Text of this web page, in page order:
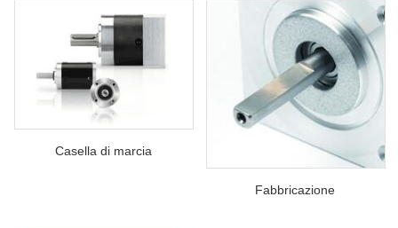
Casella di marcia
Fabbricazione